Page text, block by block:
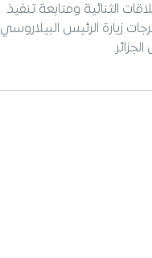
الثنائية ومتابعة تنفيذ
زيارة الرئيس البيلاروسي